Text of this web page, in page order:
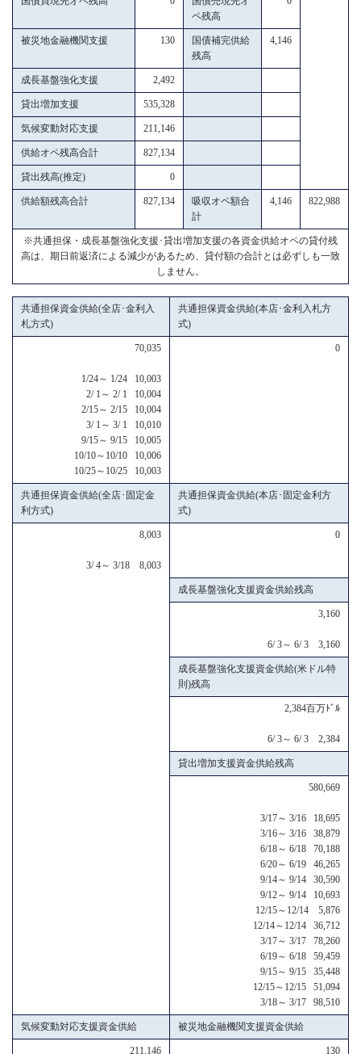
ペ残高
被災地金融機関支援 130
国債補完供給
残高
4,146
成長基盤強化支援 2,492
貸出増加支援 535,328
気候変動対応支援 211,146
供給オペ残高合計 827,134
貸出残高(推定) 0
供給額残高合計 827,134
吸収オペ額合
計
4,146 822,988
※共通担保・成長基盤強化支援･貸出増加支援の各資金供給オペの貸付残
高は、期日前返済による減少があるため、貸付額の合計とは必ずしも一致
しません。
共通担保資金供給(全店･金利入
札方式)
共通担保資金供給(本店･金利入札方
式)
70,035
1/24～ 1/24 10,003
2/ 1～ 2/ 1 10,004
2/15～ 2/15 10,004
3/ 1～ 3/ 1 10,010
9/15～ 9/15 10,005
10/10～10/10 10,006
10/25～10/25 10,003
0
共通担保資金供給(全店･固定金
利方式)
共通担保資金供給(本店･固定金利方
式)
8,003
3/ 4～ 3/18 8,003
0
成長基盤強化支援資金供給残高
3,160
6/ 3～ 6/ 3 3,160
成長基盤強化支援資金供給(米ドル特
則)残高
2,384百万ﾄﾞﾙ
6/ 3～ 6/ 3 2,384
貸出増加支援資金供給残高
580,669
3/17～ 3/16 18,695
3/16～ 3/16 38,879
6/18～ 6/18 70,188
6/20～ 6/19 46,265
9/14～ 9/14 30,590
9/12～ 9/14 10,693
12/15～12/14 5,876
12/14～12/14 36,712
3/17～ 3/17 78,260
6/19～ 6/18 59,459
9/15～ 9/15 35,448
12/15～12/15 51,094
3/18～ 3/17 98,510
気候変動対応支援資金供給 被災地金融機関支援資金供給
211,146 130